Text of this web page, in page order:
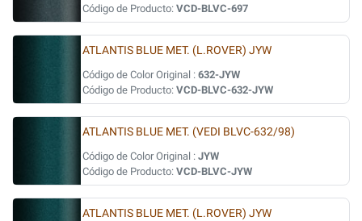
Código de Producto: VCD-BLVC-697
ATLANTIS BLUE MET. (L.ROVER) JYW
Código de Color Original : 632-JYW
Código de Producto: VCD-BLVC-632-JYW
ATLANTIS BLUE MET. (VEDI BLVC-632/98)
Código de Color Original : JYW
Código de Producto: VCD-BLVC-JYW
ATLANTIS BLUE MET. (L.ROVER) JYW